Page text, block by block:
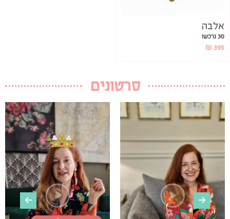
אלבה
30 נרכשו
₪ 395
סרטונים